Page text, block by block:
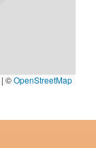
| ©OpenStreetMap